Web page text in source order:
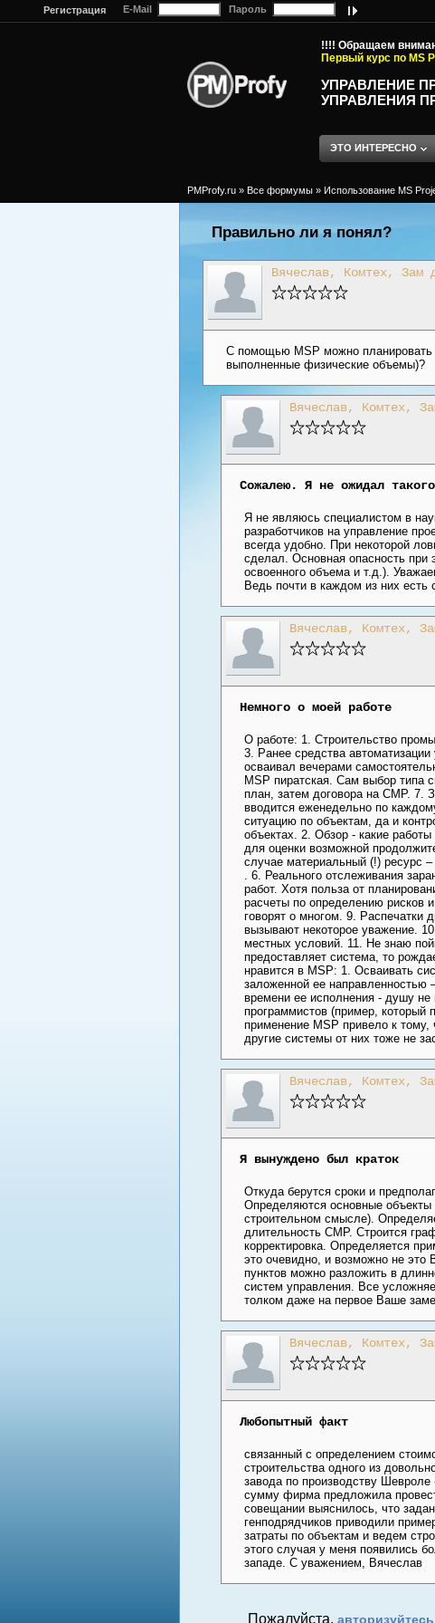
Регистрация E-Mail Пароль
!!!! Обращаем
Первый курс по MS
УПРАВЛЕНИЕ
УПРАВЛЕНИЯ
ЭТО ИНТЕРЕСНО
PMProfy.ru » Все формумы » Использование MS
Правильно ли я понял?
Вячеслав, Комтех, Зам
С помощью MSP можно планировать
выполненные физические объемы)?
Вячеслав, Комтех,
Сожалею. Я не ожидал
Я не являюсь специалистом в
разработчиков на управление
всегда удобно. При некоторой
сделал. Основная опасность при
освоенного объема и т.д.).
Ведь почти в каждом из них
Вячеслав, Комтех,
Немного о моей работе
О работе: 1. Строительство
3. Ранее средства
осваивал вечерами
MSP пиратская. Сам выбор типа
план, затем договора на СМР. 7.
вводится еженедельно по
ситуацию по объектам, да и
объектах. 2. Обзор - какие
для оценки возможной
случае материальный (!) ресурс
. 6. Реального отслеживания
работ. Хотя польза от
расчеты по определению рисков
говорят о многом. 9. Распечатки
вызывают некоторое уважение.
местных условий. 11. Не знаю
предоставляет система, то
нравится в MSP: 1. Осваивать
заложенной ее направленностью
времени ее исполнения - душу не
программистов (пример, который
применение MSP привело к тому,
другие системы от них тоже не
Вячеслав, Комтех,
Я вынуждено был краток
Откуда берутся сроки и
Определяются основные объекты
строительном смысле).
длительность СМР. Строится
корректировка. Определяется
это очевидно, и возможно не это
пунктов можно разложить в
систем управления. Все
толком даже на первое Ваше
Вячеслав, Комтех,
Любопытный факт
связанный с определением
строительства одного из
завода по производству
сумму фирма предложила
совещании выяснилось, что
генподрядчиков приводили
затраты по объектам и ведем
этого случая у меня появились
западе. С уважением, Вячеслав
Пожалуйста, авторизуйтесь